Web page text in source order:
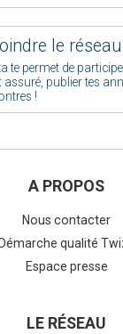
le
te permet de
assuré, publier tes
!
A PROPOS
Nous contacter
Démarche qualité
Espace presse
LE RÉSEAU